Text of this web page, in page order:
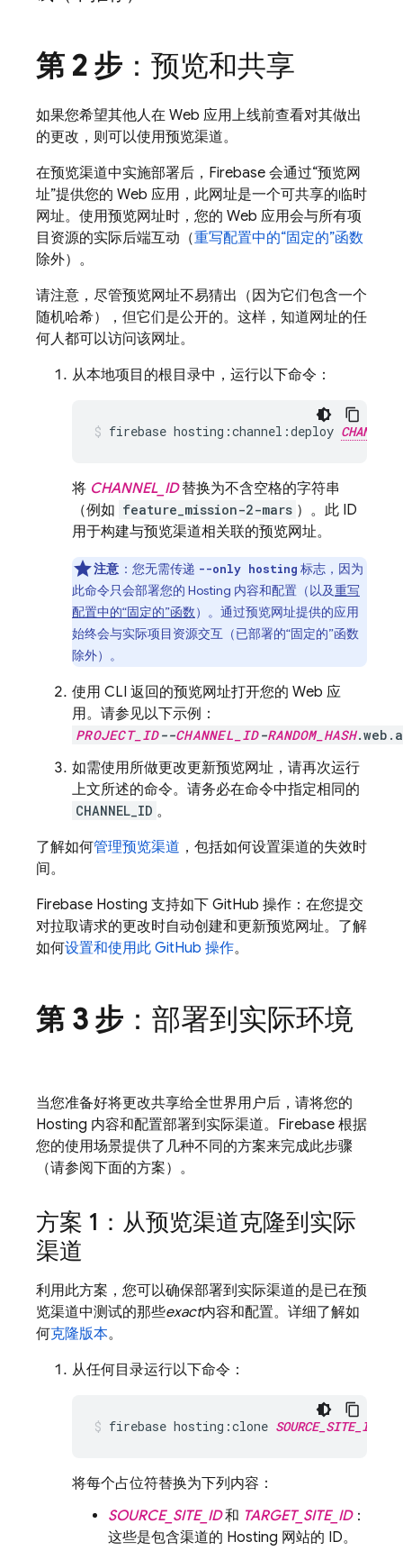
第 2 步 ：预览和共享
如果您希望其他人在 Web 应用上线前查看对其做出
的更改，则可以使用预览渠道。
在预览渠道中实施部署后，Firebase 会通过“预览网
址”提供您的 Web 应用，此网址是一个可共享的临时
网址。使用预览网址时，您的 Web 应用会与所有项
目资源的实际后端互动（重写配置中的“固定的”函数
除外）。
请注意，尽管预览网址不易猜出（因为它们包含一个
随机哈希），但它们是公开的。这样，知道网址的任
何人都可以访问该网址。
从本地项目的根目录中，运行以下命令：
firebase hosting:channel:deploy
将 CHANNEL_ID替换为不含空格的字符串
（例如 feature_mission-2-mars ）。此 ID
用于构建与预览渠道相关联的预览网址。
注意 ：您无需传递 --only hosting 标志，因为
此命令只会部署您的 Hosting 内容和配置（以及重写
配置中的“固定的”函数）。通过预览网址提供的应用
始终会与实际项目资源交互（已部署的“固定的”函数
除外）。
使用 CLI 返回的预览网址打开您的 Web 应
用。请参见以下示例：
PROJECT_ID--CHANNEL_ID-RANDOM_HASH
如需使用所做更改更新预览网址，请再次运行
上文所述的命令。请务必在命令中指定相同的
CHANNEL_ID 。
了解如何管理预览渠道 ，包括如何设置渠道的失效时
间。
Firebase Hosting 支持如下 GitHub 操作：在您提交
对拉取请求的更改时自动创建和更新预览网址。了解
如何设置和使用此 GitHub 操作。
第 3 步 ：部署到实际环境
当您准备好将更改共享给全世界用户后，请将您的
Hosting 内容和配置部署到实际渠道。Firebase 根据
您的使用场景提供了几种不同的方案来完成此步骤
（请参阅下面的方案）。
方案 1：从预览渠道克隆到实际
渠道
利用此方案，您可以确保部署到实际渠道的是已在预
览渠道中测试的那些exact内容和配置。详细了解如
何克隆版本。
从任何目录运行以下命令：
firebase hosting:clone SOURCE_SITE_ID
将每个占位符替换为下列内容：
SOURCE_SITE_ID和 TARGET_SITE_ID：
这些是包含渠道的 Hosting 网站的 ID。